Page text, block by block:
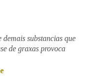
substancias que
de graxas provoca